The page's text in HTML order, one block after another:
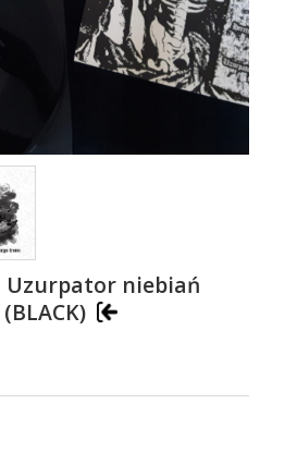
Uzurpator niebia​ń​